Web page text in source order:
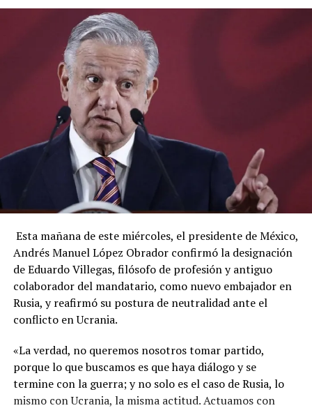
Esta mañana de este miércoles, el presidente de México,
Andrés Manuel López Obrador confirmó la designación
de Eduardo Villegas, filósofo de profesión y antiguo
colaborador del mandatario, como nuevo embajador en
Rusia, y reafirmó su postura de neutralidad ante el
conflicto en Ucrania.
«La verdad, no queremos nosotros tomar partido,
porque lo que buscamos es que haya diálogo y se
termine con la guerra; y no solo es el caso de Rusia, lo
mismo con Ucrania, la misma actitud. Actuamos con